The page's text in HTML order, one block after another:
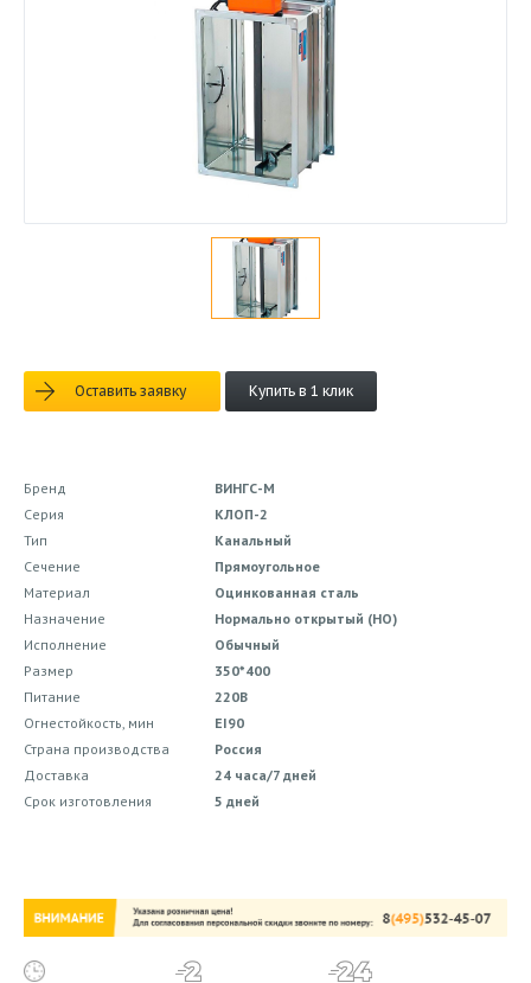
Оставить заявку Купить в 1 клик
Бренд
ВИНГС-М
Серия
КЛОП-2
Тип
Канальный
Сечение
Прямоугольное
Материал
Оцинкованная сталь
Назначение
Нормально открытый (НО)
Исполнение
Обычный
Размер
350*400
Питание
220В
Огнестойкость, мин
EI90
Страна производства
Россия
Доставка
24 часа/7 дней
Срок изготовления
5 дней